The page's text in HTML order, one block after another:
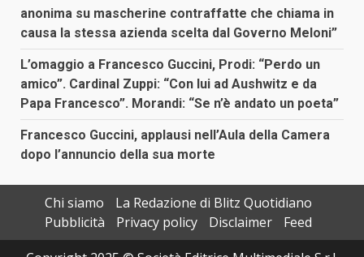
anonima su mascherine contraffatte che chiama in
causa la stessa azienda scelta dal Governo Meloni”
L’omaggio a Francesco Guccini, Prodi: “Perdo un
amico”. Cardinal Zuppi: “Con lui ad Aushwitz e da
Papa Francesco”. Morandi: “Se n’è andato un poeta”
Francesco Guccini, applausi nell’Aula della Camera
dopo l’annuncio della sua morte
Chi siamo
La Redazione di Blitz Quotidiano
Pubblicità
Privacy policy Disclaimer
Feed